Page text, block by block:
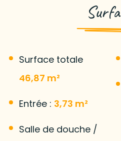
Surface totale
46,87 m²
Entrée : 3,73 m²
Salle de douche /